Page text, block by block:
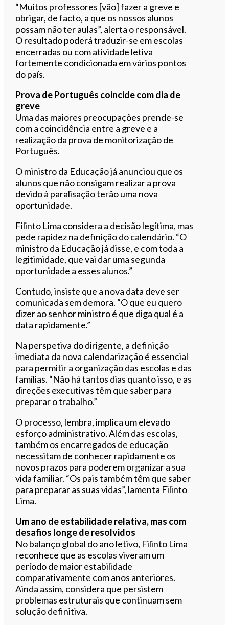
“Muitos professores [vão] fazer a greve e
obrigar, de facto, a que os nossos alunos
possam não ter aulas”, alerta o responsável.
O resultado poderá traduzir-se em escolas
encerradas ou com atividade letiva
fortemente condicionada em vários pontos
do país.
Prova de Português coincide com dia de
greve
Uma das maiores preocupações prende-se
com a coincidência entre a greve e a
realização da prova de monitorização de
Português.
O ministro da Educação já anunciou que os
alunos que não consigam realizar a prova
devido à paralisação terão uma nova
oportunidade.
Filinto Lima considera a decisão legítima, mas
pede rapidez na definição do calendário. “O
ministro da Educação já disse, e com toda a
legitimidade, que vai dar uma segunda
oportunidade a esses alunos.”
Contudo, insiste que a nova data deve ser
comunicada sem demora. “O que eu quero
dizer ao senhor ministro é que diga qual é a
data rapidamente.”
Na perspetiva do dirigente, a definição
imediata da nova calendarização é essencial
para permitir a organização das escolas e das
famílias. “Não há tantos dias quanto isso, e as
direções executivas têm que saber para
preparar o trabalho.”
O processo, lembra, implica um elevado
esforço administrativo. Além das escolas,
também os encarregados de educação
necessitam de conhecer rapidamente os
novos prazos para poderem organizar a sua
vida familiar. “Os pais também têm que saber
para preparar as suas vidas”, lamenta Filinto
Lima.
Um ano de estabilidade relativa, mas com
desafios longe de resolvidos
No balanço global do ano letivo, Filinto Lima
reconhece que as escolas viveram um
período de maior estabilidade
comparativamente com anos anteriores.
Ainda assim, considera que persistem
problemas estruturais que continuam sem
solução definitiva.